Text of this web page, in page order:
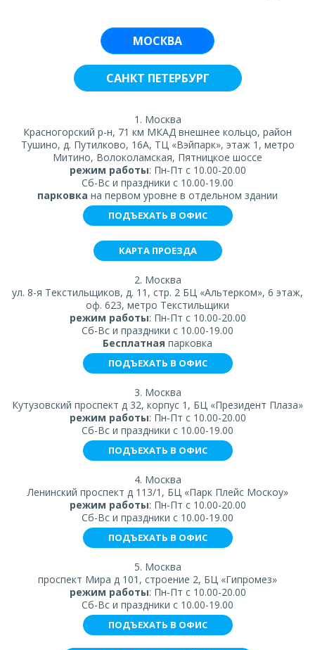
МОСКВА
САНКТ ПЕТЕРБУРГ
1. Москва
Красногорский р-н, 71 км МКАД внешнее кольцо, район
Тушино, д. Путилково, 16А, ТЦ «Вэйпарк», этаж 1, метро
Митино, Волоколамская, Пятницкое шоссе
режим работы: Пн-Пт с 10.00-20.00
Сб-Вс и праздники с 10.00-19.00
парковка на первом уровне в отдельном здании
ПОДЪЕХАТЬ В ОФИС
КАРТА ПРОЕЗДА
2. Москва
ул. 8-я Текстильщиков, д. 11, стр. 2 БЦ «Альтерком», 6 этаж,
оф. 623, метро Текстильщики
режим работы: Пн-Пт с 10.00-20.00
Сб-Вс и праздники с 10.00-19.00
Бесплатная парковка
ПОДЪЕХАТЬ В ОФИС
3. Москва
Кутузовский проспект д 32, корпус 1, БЦ «Президент Плаза»
режим работы: Пн-Пт с 10.00-20.00
Сб-Вс и праздники с 10.00-19.00
ПОДЪЕХАТЬ В ОФИС
4. Москва
Ленинский проспект д 113/1, БЦ «Парк Плейс Москоу»
режим работы: Пн-Пт с 10.00-20.00
Сб-Вс и праздники с 10.00-19.00
ПОДЪЕХАТЬ В ОФИС
5. Москва
проспект Мира д 101, строение 2, БЦ «Гипромез»
режим работы: Пн-Пт с 10.00-20.00
Сб-Вс и праздники с 10.00-19.00
ПОДЪЕХАТЬ В ОФИС